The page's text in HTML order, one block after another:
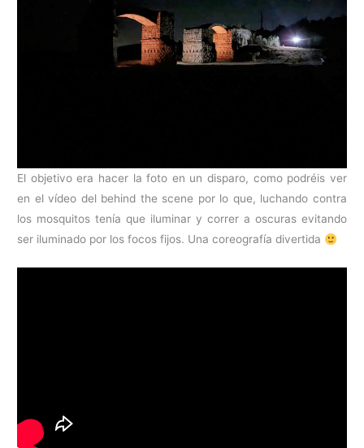
El objetivo era hacer la foto en un disparo, como podréis ver
en el vídeo del behind the scene por lo que, luchando contra
los mosquitos tenía que iluminar y correr a oscuras evitando
ser iluminado por los focos fijos. Una coreografía divertida